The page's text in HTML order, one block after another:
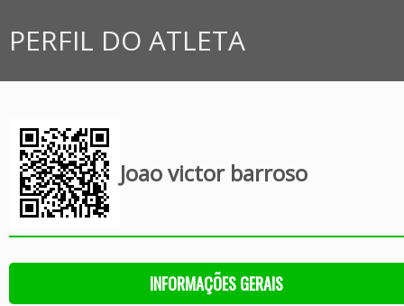
PERFIL DO ATLETA
Joao victor barroso
INFORMAÇÕES GERAIS